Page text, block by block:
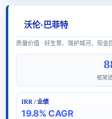
沃伦·巴菲特
质量价值 · 好生意、强护城河、现金
框架
IRR / 业绩
19.8% CAGR